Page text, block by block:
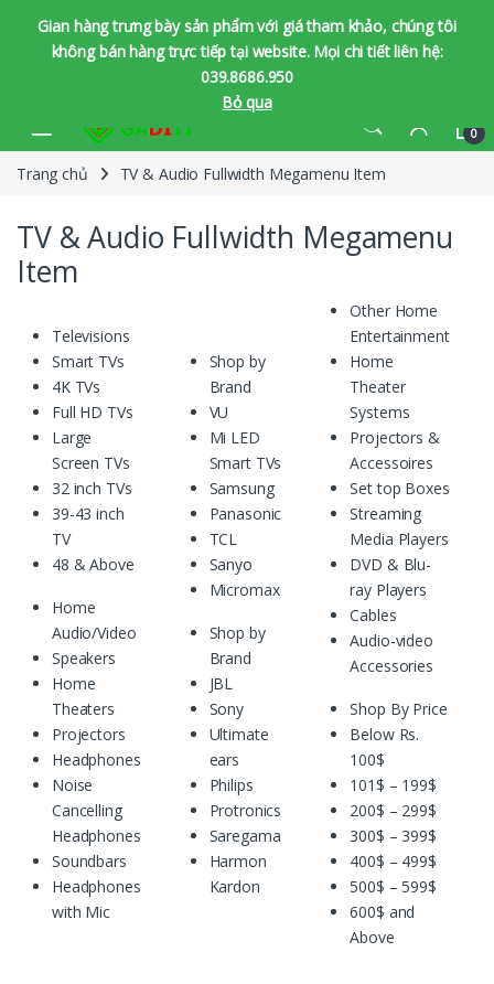
Gian hàng trưng bày sản phẩm với giá tham khảo, chúng tôi
không bán hàng trực tiếp tại website. Mọi chi tiết liên hệ:
039.8686.950
Bỏ qua
0
Trang chủ TV & Audio Fullwidth Megamenu Item
TV & Audio Fullwidth Megamenu
Item
Televisions
Smart TVs
4K TVs
Full HD TVs
Large
Screen TVs
32 inch TVs
39-43 inch
TV
48 & Above
Home
Audio/Video
Speakers
Home
Theaters
Projectors
Headphones
Noise
Cancelling
Headphones
Soundbars
Headphones
with Mic
Shop by
Brand
VU
Mi LED
Smart TVs
Samsung
Panasonic
TCL
Sanyo
Micromax
Shop by
Brand
JBL
Sony
Ultimate
ears
Philips
Protronics
Saregama
Harmon
Kardon
Other Home
Entertainment
Home
Theater
Systems
Projectors &
Accessoires
Set top Boxes
Streaming
Media Players
DVD & Blu-
ray Players
Cables
Audio-video
Accessories
Shop By Price
Below Rs.
100$
101$ – 199$
200$ – 299$
300$ – 399$
400$ – 499$
500$ – 599$
600$ and
Above